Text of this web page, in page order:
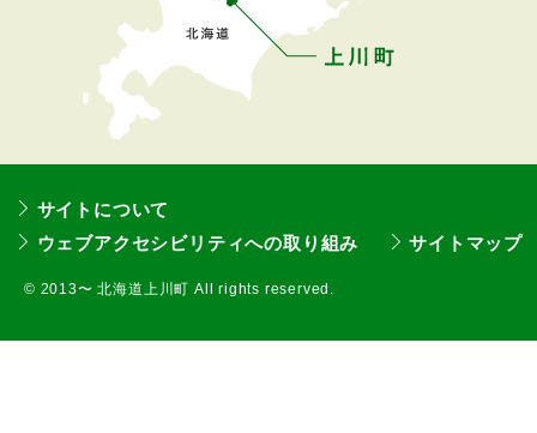
サイトについて
ウェブアクセシビリティへの取り組み
サイトマップ
© 2013〜 北海道上川町 All rights reserved.